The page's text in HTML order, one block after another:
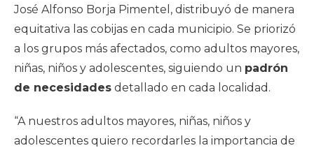
José Alfonso Borja Pimentel, distribuyó de manera
equitativa las cobijas en cada municipio. Se priorizó
a los grupos más afectados, como adultos mayores,
niñas, niños y adolescentes, siguiendo un padrón
de necesidades detallado en cada localidad.
“A nuestros adultos mayores, niñas, niños y
adolescentes quiero recordarles la importancia de